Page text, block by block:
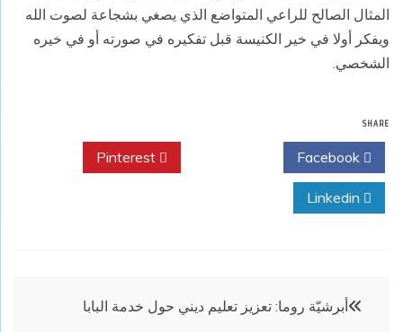
المثال الصالح للراعي المتواضع الذي يصغي بشجاعة لصوت الله
ويفكر أولا في خير الكنيسة قبل تفكيره في صورته أو في خيره
الشخصي.
SHARE
تصفّح
أبرشيّة روما: تعزيز تعليم ديني حول خدمة البابا